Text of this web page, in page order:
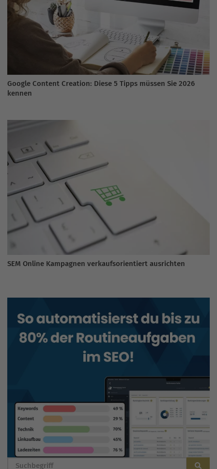
Google Content Creation: Diese 5 Tipps müssen Sie 2026
kennen
SEM Online Kampagnen verkaufsorientiert ausrichten
BLOG DURCHSUCHEN